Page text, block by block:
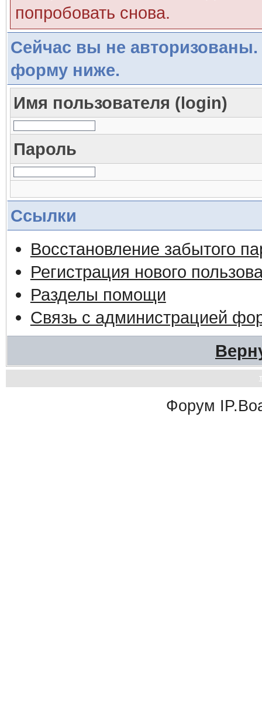
попробовать снова.
Сейчас вы не авторизованы.
форму ниже.
Имя пользователя (login)
Пароль
Ссылки
Восстановление забытого
Регистрация нового
Разделы помощи
Связь с администрацией
Форум